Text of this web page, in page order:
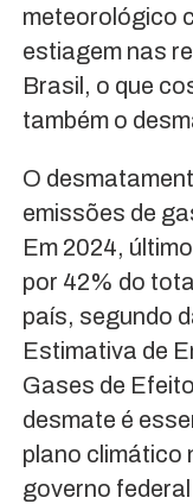
meteorológico
estiagem nas
Brasil, o que
também o
O
emissões de
Em 2024,
por 42% do
país, segundo
Estimativa de
Gases de
desmate é
plano climático
governo